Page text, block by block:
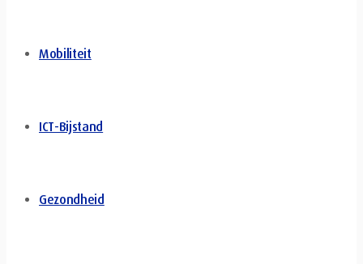
Mobiliteit
ICT-Bijstand
Gezondheid